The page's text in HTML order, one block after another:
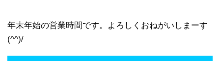
年末年始の営業時間です。よろしくおねがいしまーす
(^^)/